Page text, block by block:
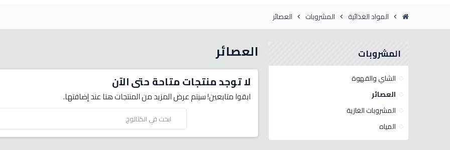
chevron_right المواد الغذائية chevron_right المشروبات chevron_right العصائر
المشروبات
الشاي والقهوة
العصائر
المشروبات الغازية
المياه
العصائر
لا توجد منتجات متاحة حتى الآن
ابقوا متابعين! سيتم عرض المزيد من المنتجات هنا عند إضافتها.